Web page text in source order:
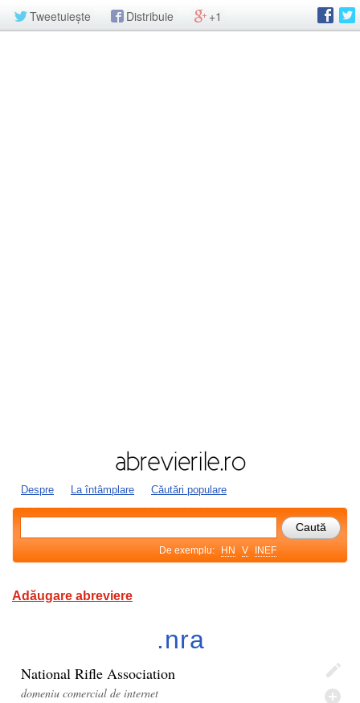
Tweetuiește Distribuie +1
Despre La întâmplare Căutări populare
De exemplu: HN V INEF
Adăugare abreviere
.nra
National Rifle Association
domeniu comercial de internet